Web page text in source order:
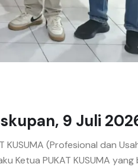
9 Juli
(Profesional dan
Ketua PUKAT KUSUMA yang